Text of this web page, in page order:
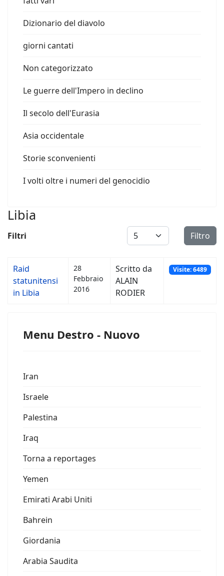
Dizionario del diavolo
giorni cantati
Non categorizzato
Le guerre dell'Impero in declino
Il secolo dell'Eurasia
Asia occidentale
Storie sconvenienti
I volti oltre i numeri del genocidio
Libia
Filtri Visualizza # Filtro
Raid
statunitensi
in Libia
28
Febbraio
2016
Scritto da
ALAIN
RODIER
Visite: 6489
Menu Destro - Nuovo
Iran
Israele
Palestina
Iraq
Torna a reportages
Yemen
Emirati Arabi Uniti
Bahrein
Giordania
Arabia Saudita